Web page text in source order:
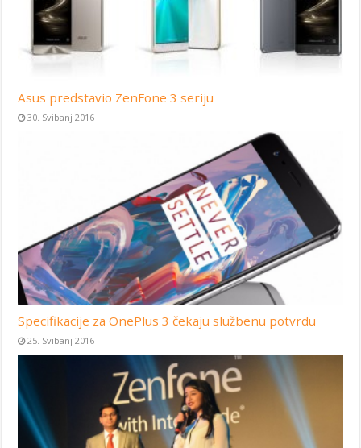
Asus predstavio ZenFone 3 seriju
30. Svibanj 2016
Specifikacije za OnePlus 3 čekaju službenu potvrdu
25. Svibanj 2016